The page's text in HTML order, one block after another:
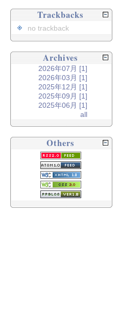
Trackbacks
no trackback
Archives
2026年07月 [1]
2026年03月 [1]
2025年12月 [1]
2025年09月 [1]
2025年06月 [1]
all
Others